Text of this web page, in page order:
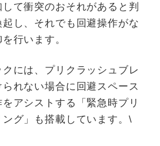
て衝突のおそれがあると判
し、それでも回避操作がな
行います。
には、プリクラッシュブレ
れない場合に回避スペース
アシストする「緊急時プリ
グ」も搭載しています。\